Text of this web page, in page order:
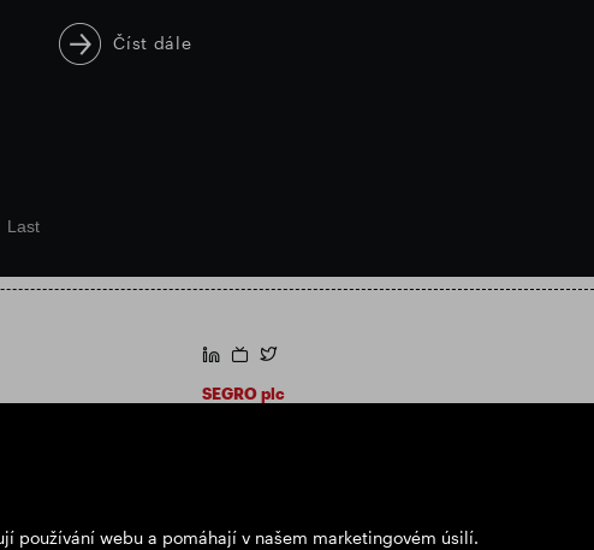
používání webu a pomáhají v našem marketingovém úsilí.
Číst dále
Last
https://www.linkedin.com/
https://www.youtube.com/
https://twitter.com/segroplc
SEGRO plc